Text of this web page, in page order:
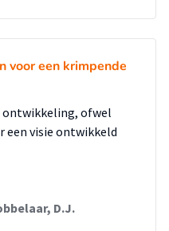
voor een krimpende
ontwikkeling, ofwel
een visie ontwikkeld
D.J.